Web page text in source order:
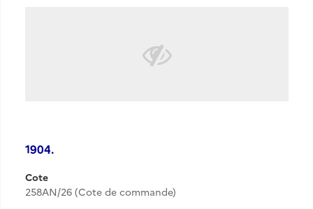
1904.
Cote
258AN/26 (Cote de commande)